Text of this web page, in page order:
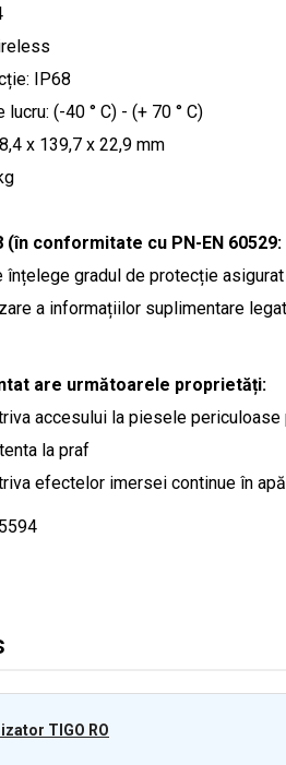
IP68
(-40 ° C) - (+ 70 ° C)
x 139,7 x 22,9 mm
(în conformitate cu PN-EN 60529:
gradul de protecție
a informațiilor suplimentare
are următoarele proprietăți:
accesului la piesele periculoase
la praf
efectelor imersei continue în
TIGO RO